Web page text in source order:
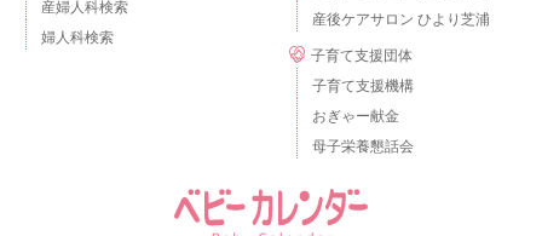
産婦人科検索
婦人科検索
産後ケアサロン ひより芝浦
子育て支援団体
子育て支援機構
おぎゃー献金
母子栄養懇話会